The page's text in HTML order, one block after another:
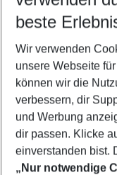
2 Erwachsene
beste
Wir verwenden
unsere Webseite
können wir die
verbessern, dir
und Werbung
dir passen. Klicke
einverstanden bist.
„Nur notwendige